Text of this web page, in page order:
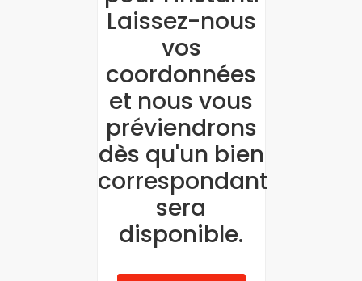
Laissez-nous
vos
coordonnées
et nous vous
préviendrons
dès qu'un bien
correspondant
sera
disponible.